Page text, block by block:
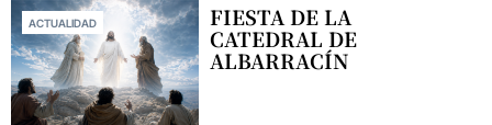
ACTUALIDAD FIESTA DE LA
CATEDRAL DE
ALBARRACÍN